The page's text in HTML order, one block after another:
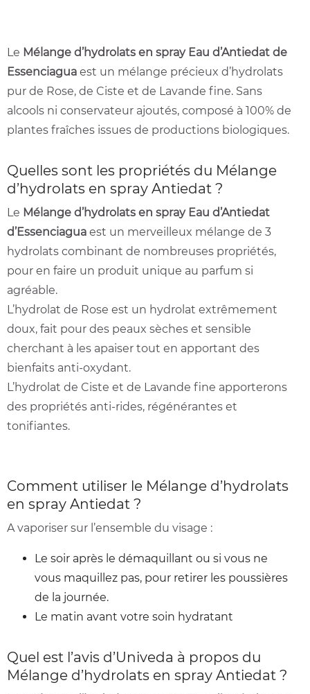
Le Mélange d’hydrolats en spray Eau d’Antiedat de
Essenciagua est un mélange précieux d’hydrolats
pur de Rose, de Ciste et de Lavande fine. Sans
alcools ni conservateur ajoutés, composé à 100% de
plantes fraîches issues de productions biologiques.
Quelles sont les propriétés du Mélange
d’hydrolats en spray Antiedat ?
Le Mélange d’hydrolats en spray Eau d’Antiedat
d’Essenciagua est un merveilleux mélange de 3
hydrolats combinant de nombreuses propriétés,
pour en faire un produit unique au parfum si
agréable.
L’hydrolat de Rose est un hydrolat extrêmement
doux, fait pour des peaux sèches et sensible
cherchant à les apaiser tout en apportant des
bienfaits anti-oxydant.
L’hydrolat de Ciste et de Lavande fine apporterons
des propriétés anti-rides, régénérantes et
tonifiantes.
Comment utiliser le Mélange d’hydrolats
en spray Antiedat ?
A vaporiser sur l’ensemble du visage :
Le soir après le démaquillant ou si vous ne
vous maquillez pas, pour retirer les poussières
de la journée.
Le matin avant votre soin hydratant
Quel est l’avis d’Univeda à propos du
Mélange d’hydrolats en spray Antiedat ?